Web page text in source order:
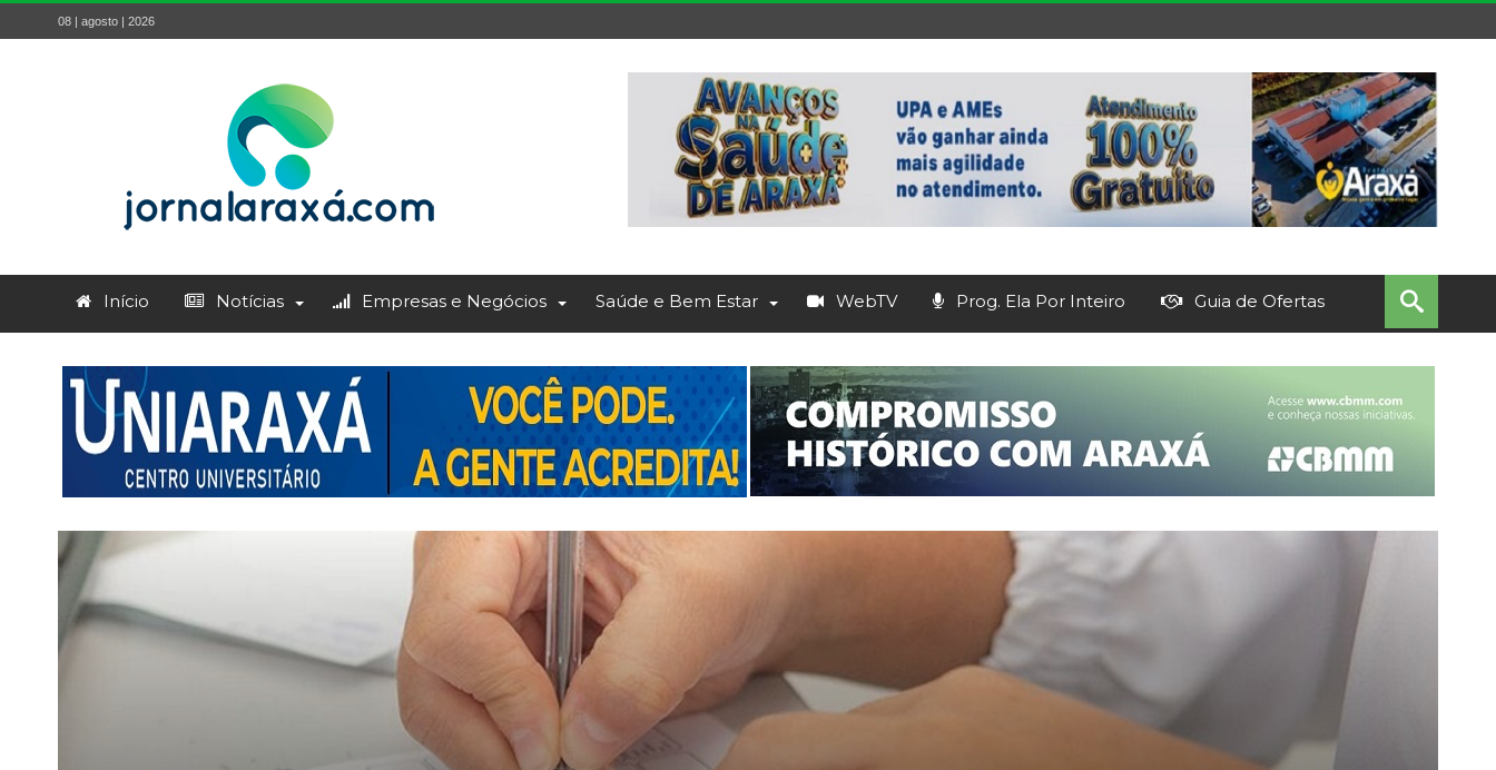
08 | agosto | 2026
Início Notícias Empresas e Negócios Saúde e Bem Estar WebTV Prog. Ela Por Inteiro Guia de Ofertas